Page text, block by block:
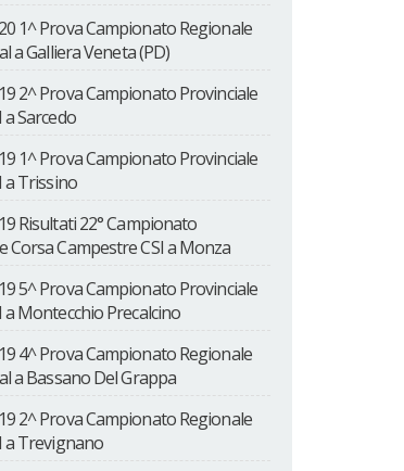
1^ Prova Campionato Regionale
a Galliera Veneta (PD)
2^ Prova Campionato Provinciale
a Sarcedo
1^ Prova Campionato Provinciale
a Trissino
Risultati 22° Campionato
Corsa Campestre CSI a Monza
5^ Prova Campionato Provinciale
a Montecchio Precalcino
4^ Prova Campionato Regionale
a Bassano Del Grappa
2^ Prova Campionato Regionale
a Trevignano